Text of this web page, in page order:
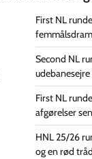
First NL
Second NL
First NL
afgørelser
HNL 25/26
og en rød